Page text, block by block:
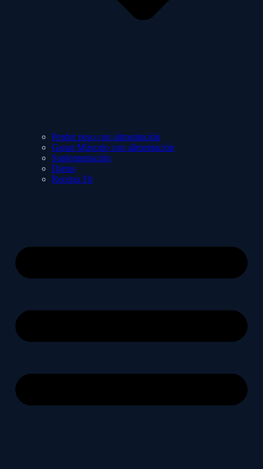
Perder peso con alimentación
Ganar Músculo con alimentación
Suplementación
Dietas
Recetas Fit